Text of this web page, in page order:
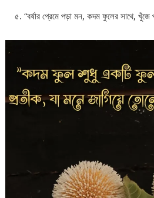
৫. “বর্ষার প্রেমে পড়া মন, কদম ফুলের সাথে,